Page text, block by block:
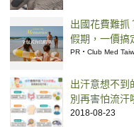
出國花費難抓
假期，一價搞
省錢更省心！
PR・Club Med
出汗意想不到
別再害怕流汗
2018-08-23